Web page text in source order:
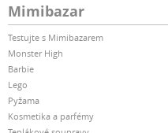
Mimibazar
Testujte s Mimibazarem
Monster High
Barbie
Lego
Pyžama
Kosmetika a parfémy